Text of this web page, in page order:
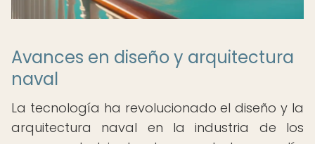
Avances en diseño y arquitectura
naval
La tecnología ha revolucionado el diseño y la
arquitectura naval en la industria de los